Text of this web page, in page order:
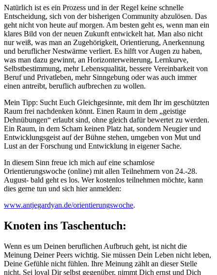
Natürlich ist es ein Prozess und in der Regel keine schnelle
Entscheidung, sich von der bisherigen Community abzulösen. Das
geht nicht von heute auf morgen. Am besten geht es, wenn man ein
klares Bild von der neuen Zukunft entwickelt hat. Man also nicht
nur weiß, was man an Zugehörigkeit, Orientierung, Anerkennung
und beruflicher Nestwärme verliert. Es hilft vor Augen zu haben,
was man dazu gewinnt, an Horizonterweiterung, Lernkurve,
Selbstbestimmung, mehr Lebensqualität, bessere Vereinbarkeit von
Beruf und Privatleben, mehr Sinngebung oder was auch immer
einen antreibt, beruflich aufbrechen zu wollen.
Mein Tipp: Sucht Euch Gleichgesinnte, mit dem Ihr im geschützten
Raum frei nachdenken könnt. Einen Raum in dem „geistige
Dehnübungen“ erlaubt sind, ohne gleich dafür bewertet zu werden.
Ein Raum, in dem Scham keinen Platz hat, sondern Neugier und
Entwicklungsgeist auf der Bühne stehen, umgeben von Mut und
Lust an der Forschung und Entwicklung in eigener Sache.
In diesem Sinn freue ich mich auf eine schamlose
Orientierungswoche (online) mit allen Teilnehmern von 24.-28.
August- bald geht es los. Wer kostenlos teilnehmen möchte, kann
dies gerne tun und sich hier anmelden:
www.antjegardyan.de/orientierungswoche.
Knoten ins Taschentuch:
Wenn es um Deinen beruflichen Aufbruch geht, ist nicht die
Meinung Deiner Peers wichtig. Sie müssen Dein Leben nicht leben,
Deine Gefühle nicht fühlen. Ihre Meinung zählt an dieser Stelle
nicht. Sei loyal Dir selbst gegenüber, nimmt Dich ernst und Dich